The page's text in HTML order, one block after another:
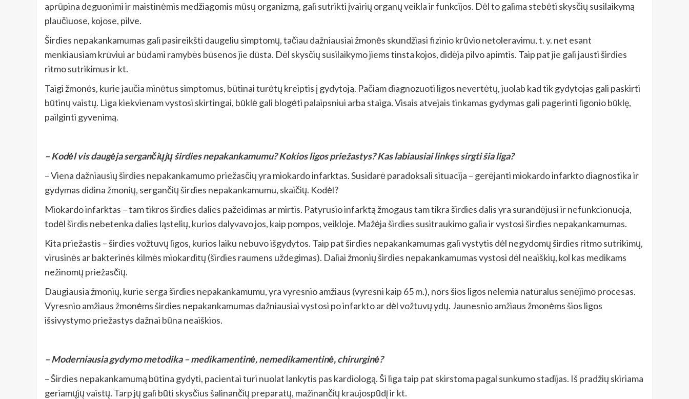
aprūpina deguonimi ir maistinėmis medžiagomis mūsų organizmą, gali sutrikti įvairių organų veikla ir funkcijos. Dėl to galima stebėti skysčių susilaikymą
plaučiuose, kojose, pilve.
Širdies nepakankamumas gali pasireikšti daugeliu simptomų, tačiau dažniausiai žmonės skundžiasi fizinio krūvio netoleravimu, t. y. net esant
menkiausiam krūviui ar būdami ramybės būsenos jie dūsta. Dėl skysčių susilaikymo jiems tinsta kojos, didėja pilvo apimtis. Taip pat jie gali jausti širdies
ritmo sutrikimus ir kt.
Taigi žmonės, kurie jaučia minėtus simptomus, būtinai turėtų kreiptis į gydytoją. Pačiam diagnozuoti ligos nevertėtų, juolab kad tik gydytojas gali paskirti
būtinų vaistų. Liga kiekvienam vystosi skirtingai, būklė gali blogėti palaipsniui arba staiga. Visais atvejais tinkamas gydymas gali pagerinti ligonio būklę,
pailginti gyvenimą.
– Kodėl vis daugėja sergančiųjų širdies nepakankamumu? Kokios ligos priežastys? Kas labiausiai linkęs sirgti šia liga?
– Viena dažniausių širdies nepakankamumo priežasčių yra miokardo infarktas. Susidarė paradoksali situacija – gerėjanti miokardo infarkto diagnostika ir
gydymas didina žmonių, sergančių širdies nepakankamumu, skaičių. Kodėl?
Miokardo infarktas – tam tikros širdies dalies pažeidimas ar mirtis. Patyrusio infarktą žmogaus tam tikra širdies dalis yra surandėjusi ir nefunkcionuoja,
todėl širdis nebetenka dalies ląstelių, kurios dalyvavo jos, kaip pompos, veikloje. Mažėja širdies susitraukimo galia ir vystosi širdies nepakankamumas.
Kita priežastis – širdies vožtuvų ligos, kurios laiku nebuvo išgydytos. Taip pat širdies nepakankamumas gali vystytis dėl negydomų širdies ritmo sutrikimų,
virusinės ar bakterinės kilmės miokarditų (širdies raumens uždegimas). Daliai žmonių širdies nepakankamumas vystosi dėl neaiškių, kol kas medikams
nežinomų priežasčių.
Daugiausia žmonių, kurie serga širdies nepakankamumu, yra vyresnio amžiaus (vyresni kaip 65 m.), nors šios ligos nelemia natūralus senėjimo procesas.
Vyresnio amžiaus žmonėms širdies nepakankamumas dažniausiai vystosi po infarkto ar dėl vožtuvų ydų. Jaunesnio amžiaus žmonėms šios ligos
išsivystymo priežastys dažnai būna neaiškios.
– Moderniausia gydymo metodika – medikamentinė, nemedikamentinė, chirurginė?
– Širdies nepakankamumą būtina gydyti, pacientai turi nuolat lankytis pas kardiologą. Ši liga taip pat skirstoma pagal sunkumo stadijas. Iš pradžių skiriama
geriamųjų vaistų. Tarp jų gali būti skysčius šalinančių preparatų, mažinančių kraujospūdį ir kt.